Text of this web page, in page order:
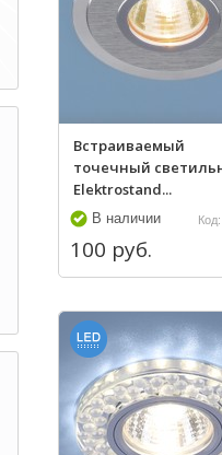
Встраиваемый
точечный
Elektrostand...
В наличии
100 руб.